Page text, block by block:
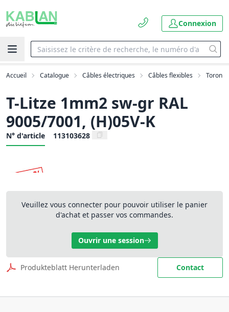
Connexion
Accueil Catalogue Câbles électriques Câbles flexibles Toron
T-Litze 1mm2 sw-gr RAL
9005/7001, (H)05V-K
N° d'article 113103628
Veuillez vous connecter pour pouvoir utiliser le panier
d'achat et passer vos commandes.
Ouvrir une session
Produkteblatt Herunterladen Contact